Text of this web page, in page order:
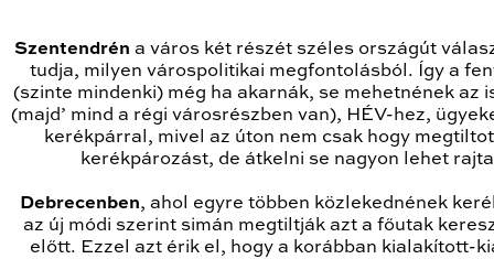
Szentendrén a város két részét széles országút
tudja, milyen várospolitikai megfontolásból. Így a
(szinte mindenki) még ha akarnák, se mehetnének az
(majd’ mind a régi városrészben van), HÉV-hez,
kerékpárral, mivel az úton nem csak hogy
kerékpározást, de átkelni se nagyon lehet
Debrecenben, ahol egyre többen közlekednének
az új módi szerint simán megtiltják azt a főutak
előtt. Ezzel azt érik el, hogy a korábban kialakított-